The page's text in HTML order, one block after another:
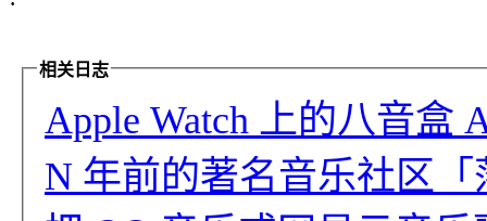
相关日志
Apple Watch 上的八音盒
N 年前的著名音乐社区「